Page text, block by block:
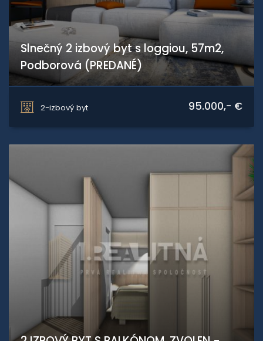
Slnečný 2 izbový byt s loggiou, 57m2,
Podborová (PREDANÉ)
2-izbový byt
95.000,- €